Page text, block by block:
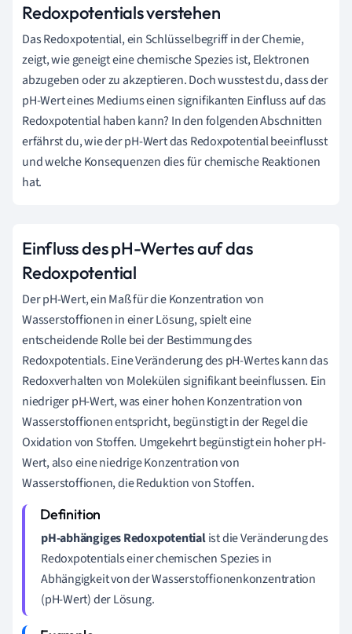
Redoxpotentials verstehen
Das Redoxpotential, ein Schlüsselbegriff in der Chemie,
zeigt, wie geneigt eine chemische Spezies ist, Elektronen
abzugeben oder zu akzeptieren. Doch wusstest du, dass der
pH-Wert eines Mediums einen signifikanten Einfluss auf das
Redoxpotential haben kann? In den folgenden Abschnitten
erfährst du, wie der pH-Wert das Redoxpotential beeinflusst
und welche Konsequenzen dies für chemische Reaktionen
hat.
Einfluss des pH-Wertes auf das
Redoxpotential
Der pH-Wert, ein Maß für die Konzentration von
Wasserstoffionen in einer Lösung, spielt eine
entscheidende Rolle bei der Bestimmung des
Redoxpotentials. Eine Veränderung des pH-Wertes kann das
Redoxverhalten von Molekülen signifikant beeinflussen. Ein
niedriger pH-Wert, was einer hohen Konzentration von
Wasserstoffionen entspricht, begünstigt in der Regel die
Oxidation von Stoffen. Umgekehrt begünstigt ein hoher pH-
Wert, also eine niedrige Konzentration von
Wasserstoffionen, die Reduktion von Stoffen.
pH-abhängiges Redoxpotentialist die Veränderung des
Redoxpotentials einer chemischen Spezies in
Abhängigkeit von der Wasserstoffionenkonzentration
(pH-Wert) der Lösung.